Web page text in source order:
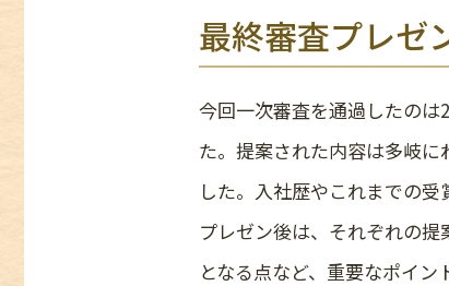
最終審査プレゼ
今回一次審査を通過したのは
た。提案された内容は多岐
した。入社歴やこれまでの
プレゼン後は、それぞれの
となる点など、重要なポイン